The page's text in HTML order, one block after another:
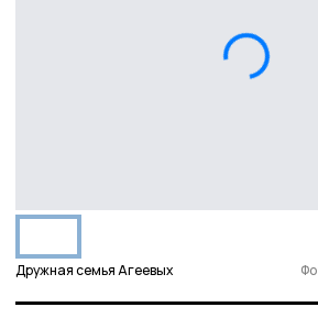
Дружная семья Агеевых